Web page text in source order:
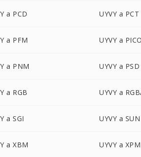
a PCD UYVY a PCT
a PFM UYVY a
a PNM UYVY a PSD
a RGB UYVY a
a SGI UYVY a SUN
a XBM UYVY a XPM